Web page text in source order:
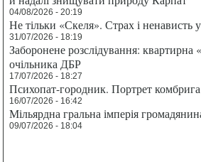
04/08/2026 - 20:19
Не тільки «Скеля». Страх і
31/07/2026 - 18:19
Заборонене розслідування: квартирна
очільника ДБР
17/07/2026 - 18:27
Психопат-городник. Портрет
16/07/2026 - 16:42
Мільярдна гральна імперія
09/07/2026 - 18:04